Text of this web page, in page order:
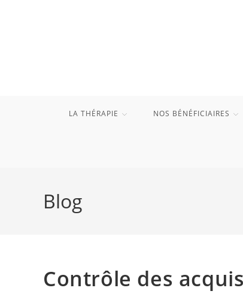
LA THÉRAPIE NOS BÉNÉFICIAIRES
Blog
Contrôle des